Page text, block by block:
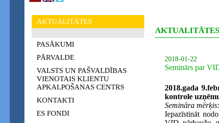
AKTUALITĀTES
PASĀKUMI
PĀRVALDE
VALSTS UN PAŠVALDĪBAS
VIENOTAIS KLIENTU
APKALPOŠANAS CENTRS
KONTAKTI
ES FONDI
AKTUALITĀTES
2018-01-22
Seminārs par
2018.gada
kontrole
Semināra mērķis:
Iepazīstināt